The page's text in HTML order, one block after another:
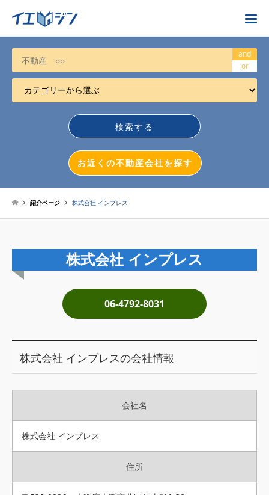
お近くの不動産会社を探す
カテゴリーから選ぶ
不動産売却
不動産投資
マンション売却
土地売却
税金について
運営会社
掲載受付窓口はこちら
and
or
お近くの不動産会社を探す
紹介ページ 株式会社 インプレス
株式会社 インプレス
06-4792-8031
株式会社 インプレスの会社情報
会社名
株式会社 インプレス
住所